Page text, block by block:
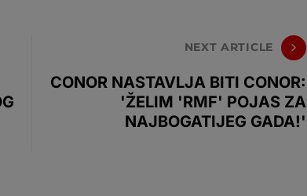
NEXT ARTICLE
CONOR NASTAVLJA BITI CONOR:
'ŽELIM 'RMF' POJAS ZA
NAJBOGATIJEG GADA!'